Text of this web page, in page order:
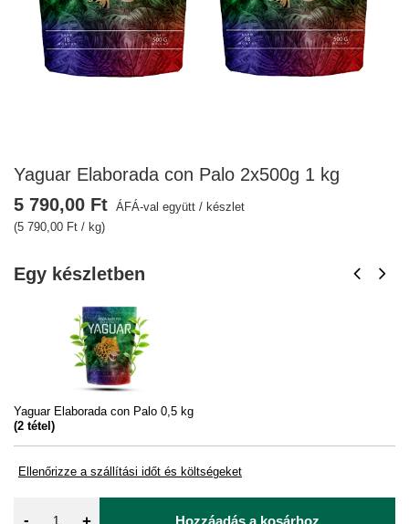
Yaguar Elaborada con Palo 2x500g 1 kg
Egy készletben
Yaguar Elaborada con Palo 0,5 kg
(2 tétel)
Ellenőrizze a szállítási időt és költségeket
5 790,00 Ft ÁFÁ-val együtt / készlet
(5 790,00 Ft / kg)
- Hozzáadás a kosárhoz